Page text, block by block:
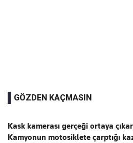
GÖZDEN KAÇMASIN
Kask kamerası gerçeği ortaya
Kamyonun motosiklete çarptığı